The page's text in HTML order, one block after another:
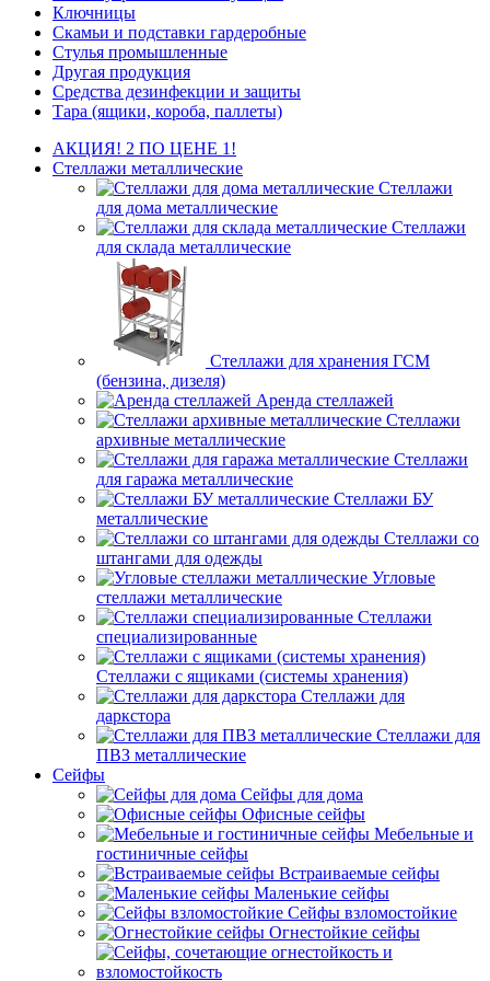
Ключницы
Скамьи и подставки гардеробные
Стулья промышленные
Другая продукция
Средства дезинфекции и защиты
Тара (ящики, короба, паллеты)
АКЦИЯ! 2 ПО ЦЕНЕ 1!
Стеллажи металлические
Стеллажи
для дома металлические
Стеллажи
для склада металлические
Стеллажи для хранения ГСМ
(бензина, дизеля)
Аренда стеллажей
Стеллажи
архивные металлические
Стеллажи
для гаража металлические
Стеллажи БУ
металлические
Стеллажи со
штангами для одежды
Угловые
стеллажи металлические
Стеллажи
специализированные
Стеллажи с ящиками (системы хранения)
Стеллажи для
даркстора
Стеллажи для
ПВЗ металлические
Сейфы
Сейфы для дома
Офисные сейфы
Мебельные и
гостиничные сейфы
Встраиваемые сейфы
Маленькие сейфы
Сейфы взломостойкие
Огнестойкие сейфы